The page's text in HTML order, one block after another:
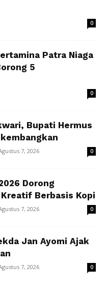
0
Patra Niaga
5
0
Bupati Hermus
7, 2026 0
Dorong
Berbasis Kopi
7, 2026 0
Jan Ayomi Ajak
7, 2026 0